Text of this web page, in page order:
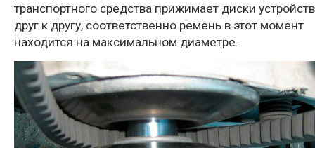
транспортного средства прижимает диски
друг к другу, соответственно ремень в этот момент
находится на максимальном диаметре.